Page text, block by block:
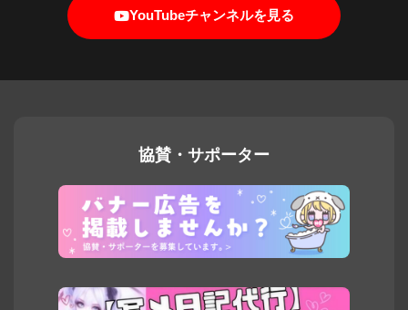
YouTubeチャンネルを見る
協賛・サポーター